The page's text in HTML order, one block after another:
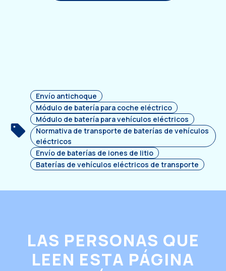
Envío antichoque
Módulo de batería para coche eléctrico
Módulo de batería para vehículos eléctricos
Normativa de transporte de baterías de vehículos
eléctricos
Envío de baterías de iones de litio
Baterías de vehículos eléctricos de transporte
LAS PERSONAS QUE
LEEN ESTA PÁGINA